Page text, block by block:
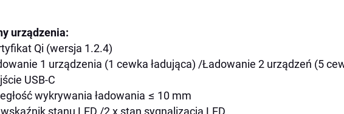
urządzenia:
Qi (wersja 1.2.4)
1 urządzenia (1 cewka ładująca) /Ładowanie 2 urządzeń (5
USB-C
wykrywania ładowania ≤ 10 mm
wskaźnik stanu LED /2 x stan sygnalizacja LED